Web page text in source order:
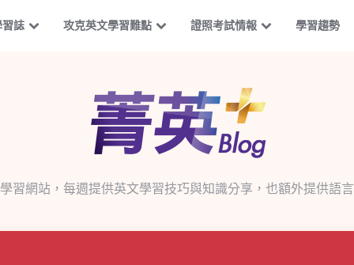
誌 攻克英文學習難點 證照考試情報 學習趨勢
習網站，每週提供英文學習技巧與知識分享，也額外提供語